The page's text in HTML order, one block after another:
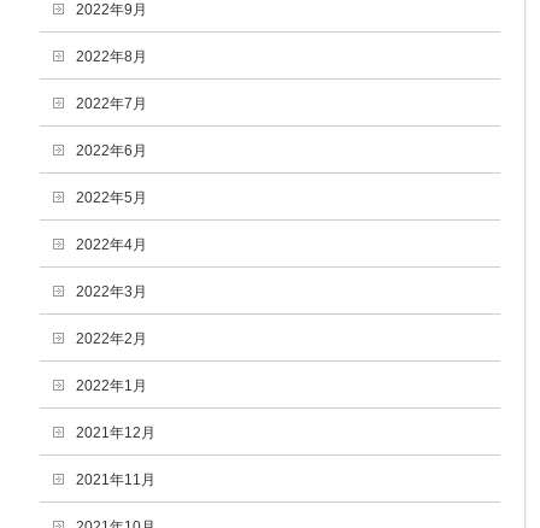
2022年9月
2022年8月
2022年7月
2022年6月
2022年5月
2022年4月
2022年3月
2022年2月
2022年1月
2021年12月
2021年11月